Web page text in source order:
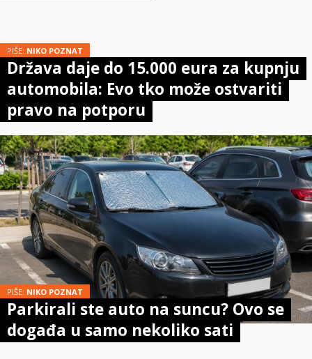
PIŠE: NIKO POZNAT
Država daje do 15.000 eura za kupnju
automobila: Evo tko može ostvariti
pravo na potporu
PIŠE: NIKO POZNAT
Parkirali ste auto na suncu? Ovo se
događa u samo nekoliko sati